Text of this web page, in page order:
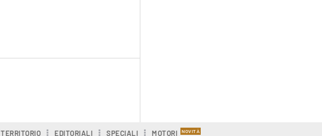
TERRITORIO EDITORIALI SPECIALI MOTORI